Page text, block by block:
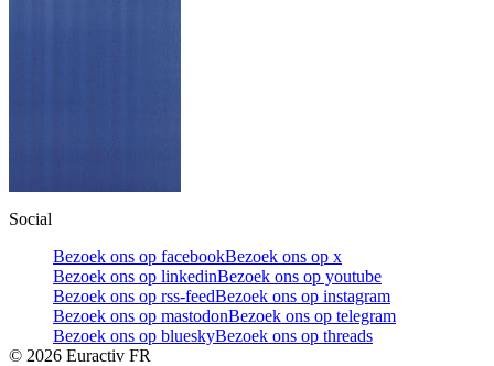
Social
Bezoek ons op facebookBezoek ons op x
Bezoek ons op linkedinBezoek ons op youtube
Bezoek ons op rss-feedBezoek ons op instagram
Bezoek ons op mastodonBezoek ons op telegram
Bezoek ons op blueskyBezoek ons op threads
© 2026 Euractiv FR